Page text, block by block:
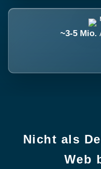
~3-5 Mio.
Nicht als
Web